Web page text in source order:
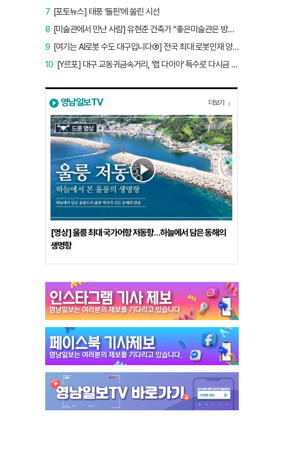
[포토뉴스] 태풍 ‘돌핀’에 쏠린 시선
7
[미술관에서 만난 사람] 유현준 건축가 “좋은미술관은 방문객이 많은 미술관”
8
[여기는 AI로봇 수도 대구입니다⑤] 전국 최대 로봇인재 양성소…“대구산업 맞춤형 교육과정 만들자”
9
[Y르포] 대구 교동귀금속거리, ‘랩 다이아’ 특수로 다시금 활기…“반짝 인기 의존 않는 지속 가능 성장 동력 마련해야”
10
영남일보TV 더보기
[영상] 울릉 최대 국가어항 저동항…하늘에서 담은 동해의
생명항